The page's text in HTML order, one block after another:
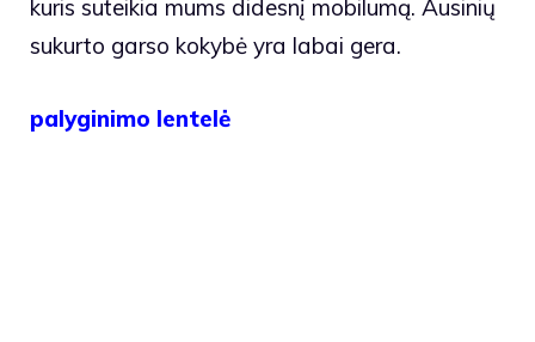
kuris suteikia mums didesnį mobilumą. Ausinių
sukurto garso kokybė yra labai gera.
palyginimo lentelė